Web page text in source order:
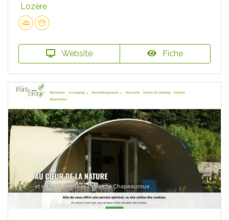
Lozère
Website Fiche